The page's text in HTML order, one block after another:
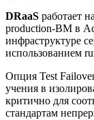
DRaaS работает
production-ВМ в
инфраструктуре
использованием
Опция Test
учения в
критично для
стандартам